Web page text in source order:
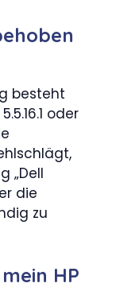
besteht
oder
„Dell
die
zu
HP